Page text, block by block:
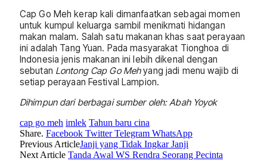
Cap Go Meh kerap kali dimanfaatkan sebagai momen
untuk kumpul keluarga sambil menikmati hidangan
makan malam. Salah satu makanan khas saat perayaan
ini adalah Tang Yuan. Pada masyarakat Tionghoa di
Indonesia jenis makanan ini lebih dikenal dengan
sebutan Lontong Cap Go Mehyang jadi menu wajib di
setiap perayaan Festival Lampion.
Dihimpun dari berbagai sumber oleh: Abah Yoyok
cap go meh imlek Tahun baru cina
Share. Facebook Twitter Telegram WhatsApp
Previous ArticleJanji yang Tidak Ingkar Janji
Next Article Tanda Awal WS Rendra Seorang Pecinta